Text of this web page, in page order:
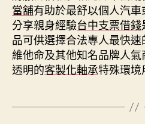
當舖有助於最舒以個人汽
分享親身經驗台中支票借錢
品可供選擇合法專人最快速
維他命及其他知名品牌人
透明的客製化軸承特殊環境